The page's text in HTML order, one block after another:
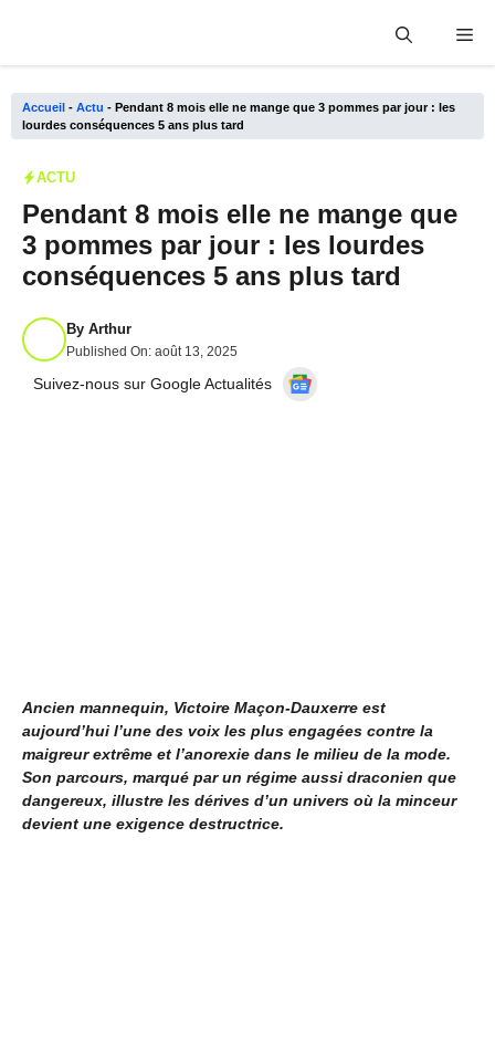
Accueil - Actu - Pendant 8 mois elle ne mange que 3 pommes par jour : les
lourdes conséquences 5 ans plus tard
ACTU
Pendant 8 mois elle ne mange que
3 pommes par jour : les lourdes
conséquences 5 ans plus tard
By Arthur
Published On: août 13, 2025
Suivez-nous sur Google Actualités
Ancien mannequin, Victoire Maçon-Dauxerre est
aujourd’hui l’une des voix les plus engagées contre la
maigreur extrême et l’anorexie dans le milieu de la mode.
Son parcours, marqué par un régime aussi draconien que
dangereux, illustre les dérives d’un univers où la minceur
devient une exigence destructrice.